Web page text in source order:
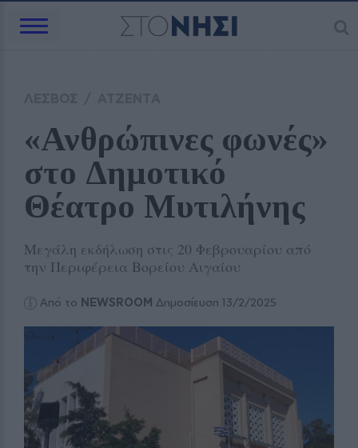
«Ανθρώπινες φωνές»
στο Δημοτικό
Θέατρο Μυτιλήνης
Μεγάλη εκδήλωση στις 20 Φεβρουαρίου από
την Περιφέρεια Βορείου Αιγαίου
Από το NEWSROOM Δημοσίευση 13/2/2025